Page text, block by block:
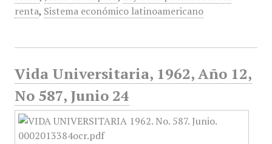
renta, Sistema económico latinoamericano
Vida Universitaria, 1962, Año 12,
No 587, Junio 24